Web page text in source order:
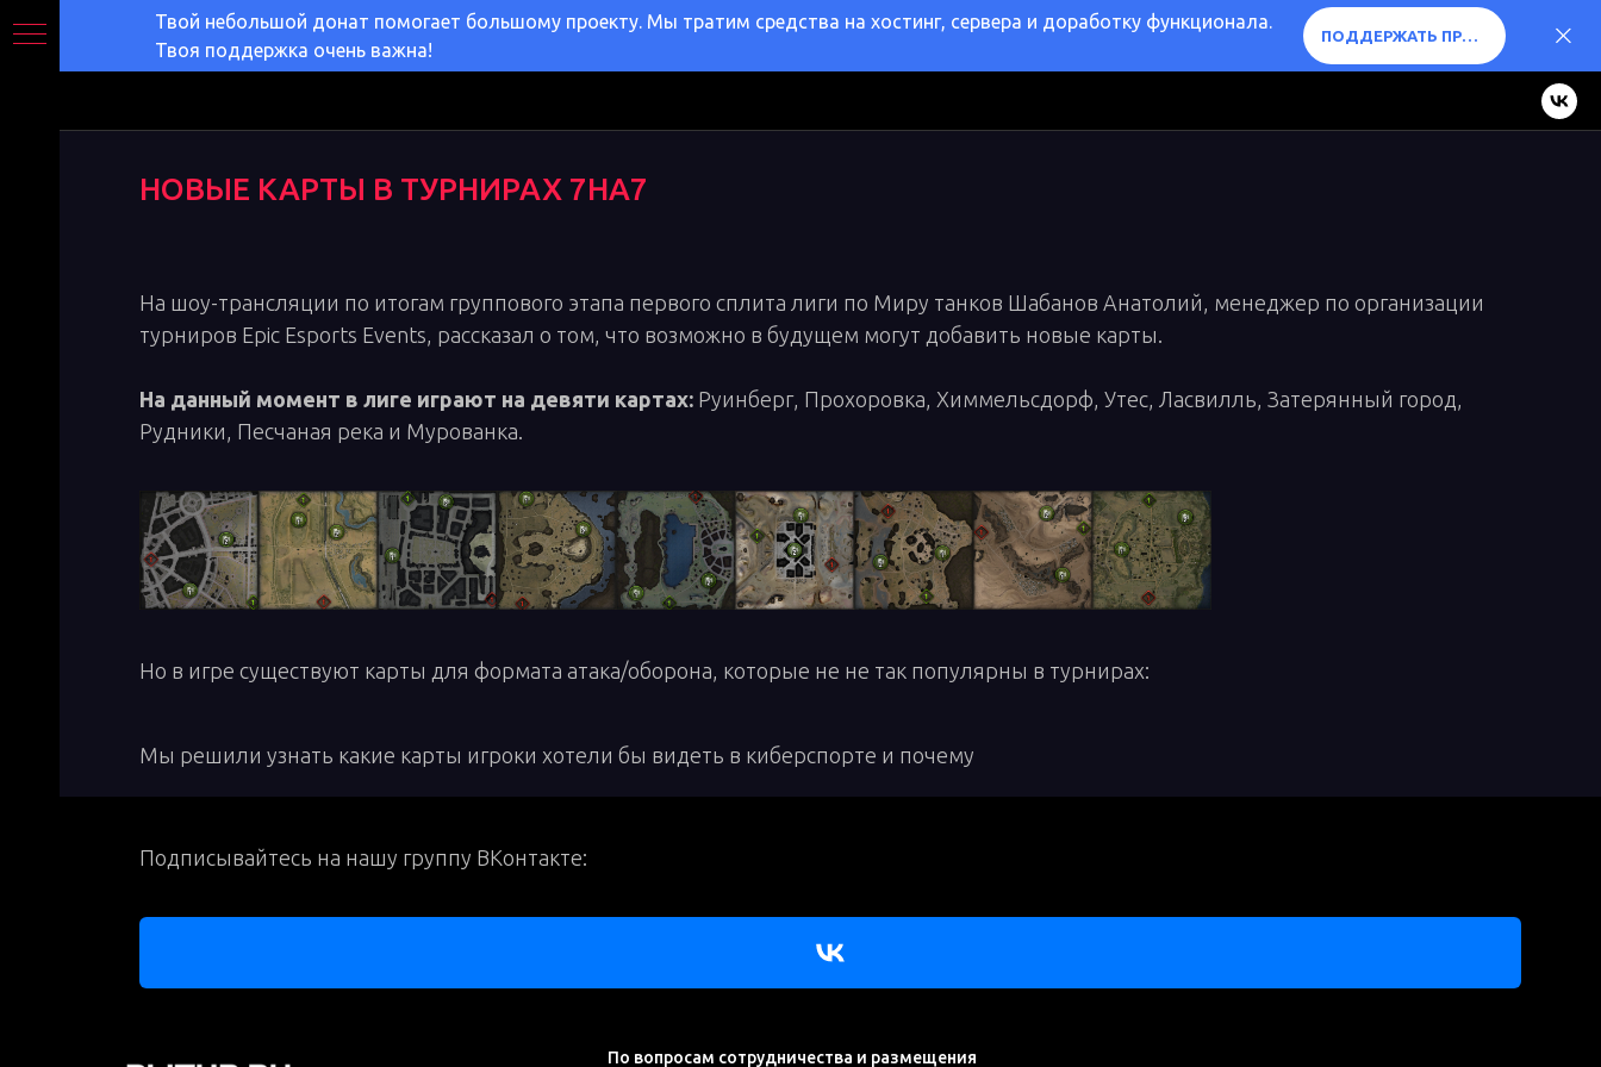
Твой небольшой донат помогает большому проекту. Мы тратим средства на хостинг, сервера и доработку функционала.
Твоя поддержка очень важна!
ПОДДЕРЖАТЬ ПРОЕКТ ❤️
НОВЫЕ КАРТЫ В ТУРНИРАХ 7НА7
На шоу-трансляции по итогам группового этапа первого сплита лиги по Миру танков Шабанов Анатолий, менеджер по организации
турниров Epic Esports Events, рассказал о том, что возможно в будущем могут добавить новые карты.
На данный момент в лиге играют на девяти картах: Руинберг, Прохоровка, Химмельсдорф, Утес, Ласвилль, Затерянный город,
Рудники, Песчаная река и Мурованка.
Но в игре существуют карты для формата атака/оборона, которые не не так популярны в турнирах:
Мы решили узнать какие карты игроки хотели бы видеть в киберспорте и почему
Подписывайтесь на нашу группу ВКонтакте:
По вопросам сотрудничества и размещения